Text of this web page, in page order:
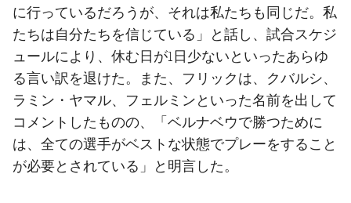
に行っているだろうが、それは私たちも同じだ。私
たちは自分たちを信じている」と話し、試合スケジ
ュールにより、休む日が1日少ないといったあらゆ
る言い訳を退けた。また、フリックは、クバルシ、
ラミン・ヤマル、フェルミンといった名前を出して
コメントしたものの、「ベルナベウで勝つために
は、全ての選手がベストな状態でプレーをすること
が必要とされている」と明言した。